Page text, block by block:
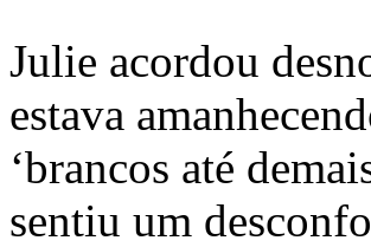
Julie acordou
estava
‘brancos até
sentiu um